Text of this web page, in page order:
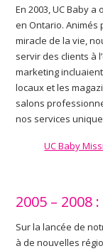
En 2003, UC Baby
en Ontario.
miracle de la vie,
servir des clients à
marketing
locaux et les
salons
nos services
UC Baby
2005 – 2008
Sur la lancée de
à de nouvelles